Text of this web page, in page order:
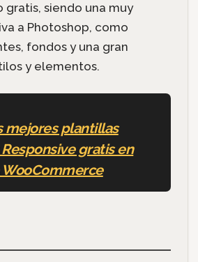
gratis, siendo una muy
a Photoshop, como
fondos y una gran
y elementos.
mejores plantillas
gratis en
WooCommerce